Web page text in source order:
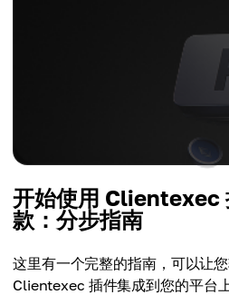
开始使用 Clientexec
款：分步指南
这里有一个完整的指南，可以让
Clientexec 插件集成到您的平台上